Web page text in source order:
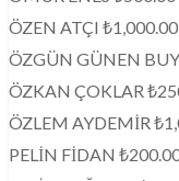
ÖZEN ATÇI ₺1,000.00
ÖZGÜN GÜNEN
ÖZKAN ÇOKLAR
ÖZLEM AYDEMİR
PELİN FİDAN